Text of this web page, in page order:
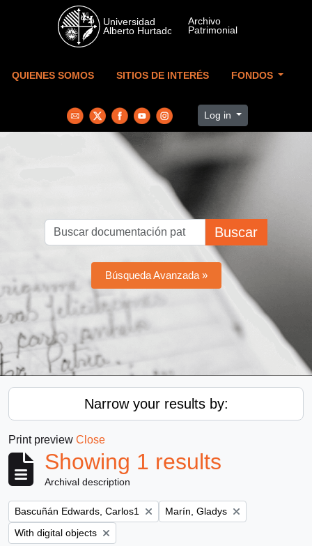
Skip to main content
QUIENES SOMOS SITIOS DE INTERÉS FONDOS
Log in
Buscar
Búsqueda Avanzada »
Narrow your results by:
Print preview Close
Showing 1 results
Archival description
Remove filter:
Bascuñán Edwards, Carlos1 Remove filter:
Marín, Gladys
Remove filter:
With digital objects